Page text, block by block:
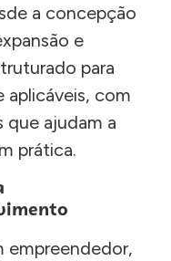
a concepção
e
para
aplicáveis, com
que ajudam a
prática.
empreendedor,